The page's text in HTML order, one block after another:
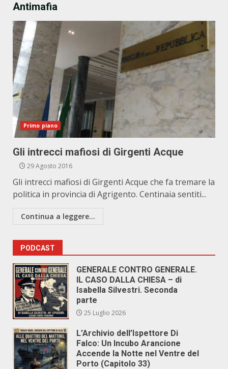
Antimafia
Primo piano
Gli intrecci mafiosi di Girgenti Acque
29 Agosto 2016
Gli intrecci mafiosi di Girgenti Acque che fa tremare la
politica in provincia di Agrigento. Centinaia sentiti...
Continua a leggere...
PODCAST
GENERALE CONTRO GENERALE.
IL CASO DALLA CHIESA – di
Isabella Silvestri. Seconda
parte
25 Luglio 2026
L’Archivio dell’Ispettore Di
Falco: Un Incubo Arancione
Accende la Notte nel Ventre del
Porto (Capitolo 33)